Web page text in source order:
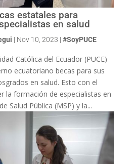
estatales para
en salud
| Nov 10, 2023 | #SoyPUCE
Católica del Ecuador (PUCE)
ecuatoriano becas para sus
en salud. Esto con el
la formación de especialistas en
Salud Pública (MSP) y la...